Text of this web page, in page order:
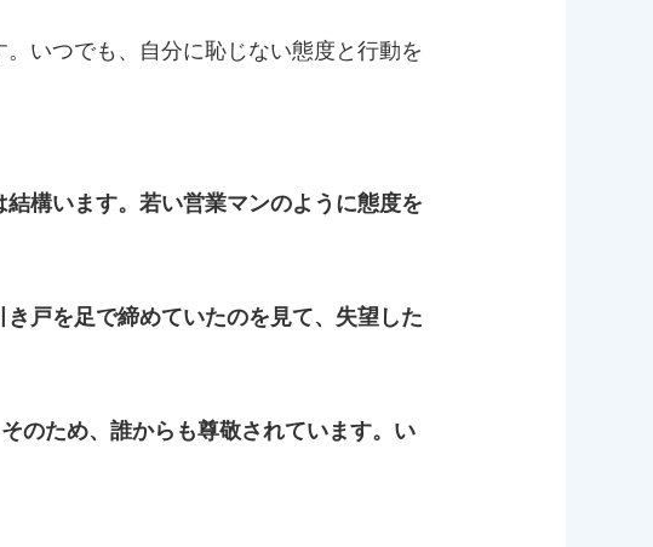
いつでも、自分に恥じない態度と行動を
構います。若い営業マンのように態度を
戸を足で締めていたのを見て、失望した
のため、誰からも尊敬されています。い